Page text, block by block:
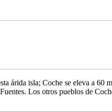
árida isla; Coche se eleva a
Los otros pueblos de